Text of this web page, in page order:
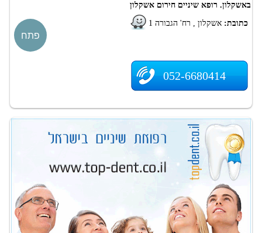
באשקלון. רופא שיניים חירום אשקלון
כתובת: אשקלון , רח' הגבורה 1
052-6680414
פתח